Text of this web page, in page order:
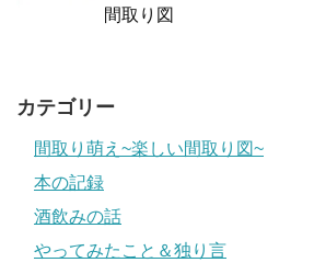
間取り図
カテゴリー
間取り萌え~楽しい間取り図~
本の記録
酒飲みの話
やってみたこと＆独り言